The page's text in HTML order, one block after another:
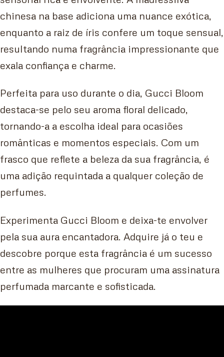
chinesa na base adiciona uma nuance exótica,
enquanto a raiz de íris confere um toque sensual,
resultando numa fragrância impressionante que
exala confiança e charme.
Perfeita para uso durante o dia, Gucci Bloom
destaca-se pelo seu aroma floral delicado,
tornando-a a escolha ideal para ocasiões
românticas e momentos especiais. Com um
frasco que reflete a beleza da sua fragrância, é
uma adição requintada a qualquer coleção de
perfumes.
Experimenta Gucci Bloom e deixa-te envolver
pela sua aura encantadora. Adquire já o teu e
descobre porque esta fragrância é um sucesso
entre as mulheres que procuram uma assinatura
perfumada marcante e sofisticada.